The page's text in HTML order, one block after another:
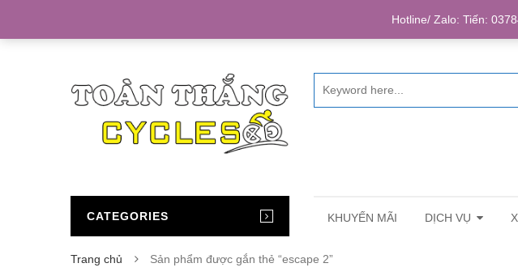
CATEGORIES KHUYẾN MÃI DỊCH VỤ
Trang chủ Sản phẩm được gắn thẻ “escape 2”
Hotline/ Zalo: Tiến: